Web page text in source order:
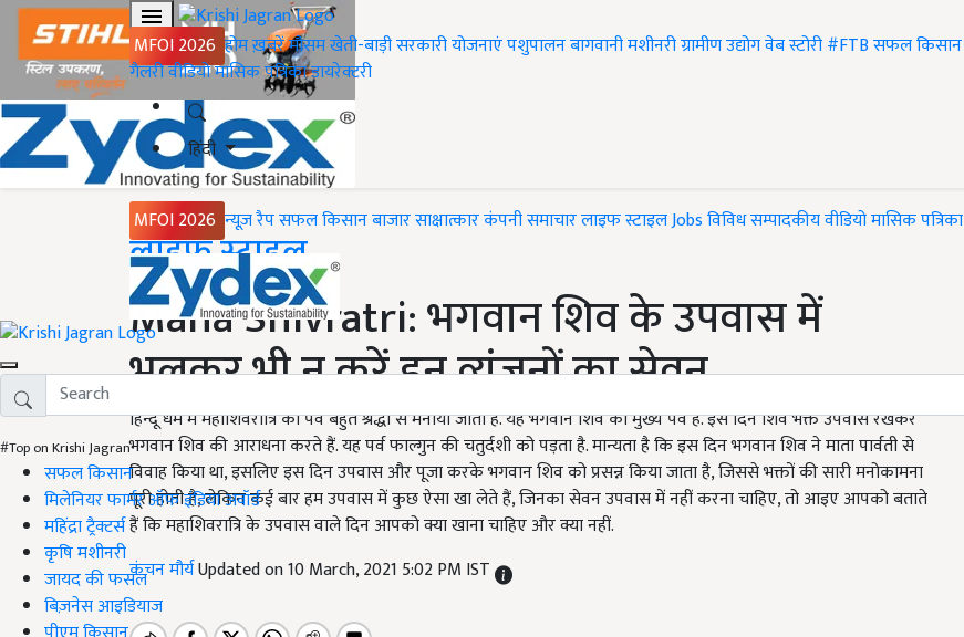
MFOI 2026 होमख़बरेंमौसमखेती-बाड़ीसरकारी योजनाएंपशुपालनबागवानीमशीनरीग्रामीण उद्योगवेब स्टोरी#FTBसफल किसान
गैलरीवीडियोमासिक पत्रिकाडायरेक्टरी
हिंदी
MFOI 2026 न्यूज़ रैपसफल किसानबाजारसाक्षात्कारकंपनी समाचारलाइफ स्टाइलJobsविविधसम्पादकीयवीडियोमासिक पत्रिका
#Top on Krishi Jagran
सफल किसान
मिलेनियर फार्मर ऑफ इंडिया अवॉर्ड
महिंद्रा ट्रैक्टर्स
कृषि मशीनरी
जायद की फसल
बिज़नेस आइडियाज
Home
लाइफ स्टाइल
Maha Shivratri: भगवान शिव के उपवास में
भूलकर भी न करें इन व्यंजनों का सेवन
हिन्दू धर्म में महाशिवरात्रि का पर्व बहुत श्रद्धा से मनाया जाता है. यह भगवान शिव का मुख्य पर्व है. इस दिन शिव भक्त उपवास रखकर
भगवान शिव की आराधना करते हैं. यह पर्व फाल्गुन की चतुर्दशी को पड़ता है. मान्यता है कि इस दिन भगवान शिव ने माता पार्वती से
विवाह किया था, इसलिए इस दिन उपवास और पूजा करके भगवान शिव को प्रसन्न किया जाता है, जिससे भक्तों की सारी मनोकामना
पूरी होती है, लेकिन कई बार हम उपवास में कुछ ऐसा खा लेते हैं, जिनका सेवन उपवास में नहीं करना चाहिए, तो आइए आपको बताते
हैं कि महाशिवरात्रि के उपवास वाले दिन आपको क्या खाना चाहिए और क्या नहीं.
कंचन मौर्यUpdated on 10 March, 2021 5:02 PM IST